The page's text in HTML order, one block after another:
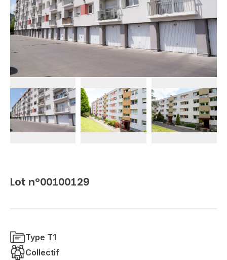
Lot n°00100129
Type T1
Collectif